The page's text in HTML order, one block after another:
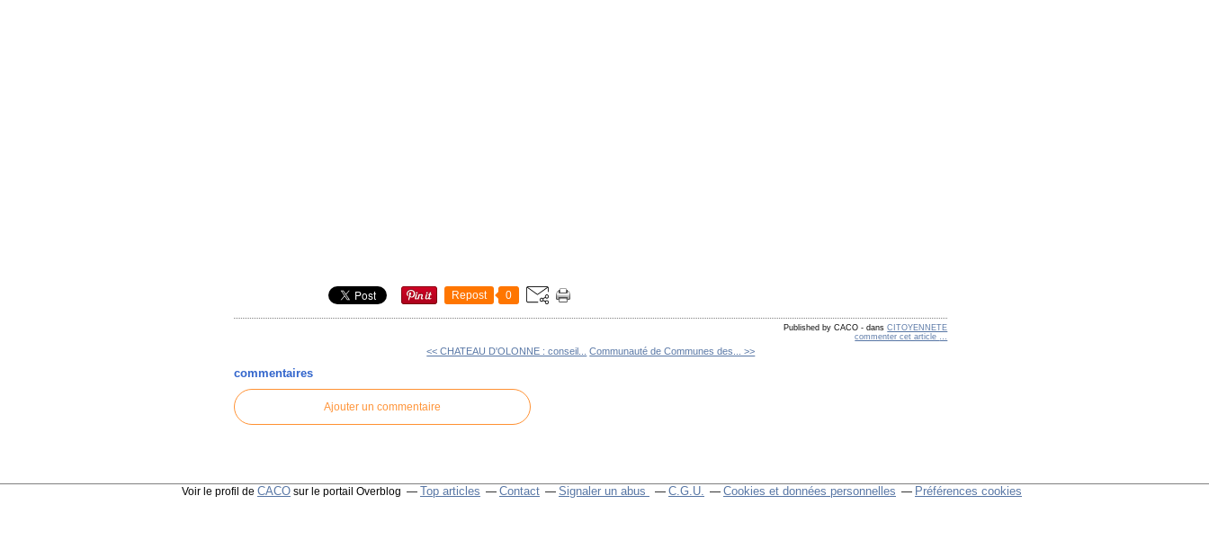
Repost 0
Published by CACO - dansCITOYENNETE
commenter cet article
<< CHATEAU D'OLONNE : conseil... Communauté de Communes des... >>
commentaires
Ajouter un commentaire
Voir le profil de CACO sur le portail Overblog Top articles Contact Signaler un abus C.G.U. Cookies et données personnelles Préférences cookies